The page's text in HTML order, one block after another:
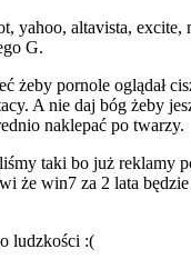
yahoo, altavista,
G.
pornole oglądał
A nie daj bóg żeby
naklepać po twarzy.
taki bo już reklamy
win7 za 2 lata
ludzkości :(